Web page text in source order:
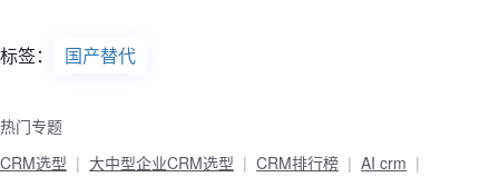
标签： 国产替代
热门专题
CRM选型
大中型企业CRM选型 CRM排行榜
AI crm